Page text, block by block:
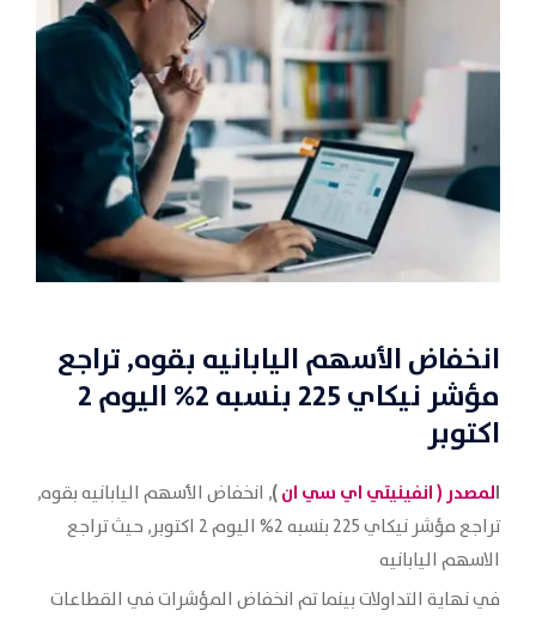
انخفاض الأسهم اليابانيه بقوه, تراجع
مؤشر نيكاي 225 بنسبه 2% اليوم 2
اكتوبر
المصدر (انفينيتي اي سي ان), انخفاض الأسهم اليابانيه بقوه,
تراجع مؤشر نيكاي 225 بنسبه 2% اليوم 2 اكتوبر, حيث تراجع
الاسهم اليابانيه
في نهاية التداولات بينما تم انخفاض المؤشرات في القطاعات